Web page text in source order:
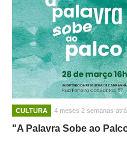
CULTURA 4 meses 2 semanas
"A Palavra Sobe ao